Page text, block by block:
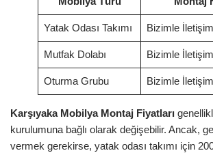
Yatak Odası Takımı Bizimle
Mutfak Dolabı Bizimle
Oturma Grubu Bizimle
Karşıyaka Mobilya Montaj Fiyatları
kurulumuna bağlı olarak değişebilir. Ancak,
vermek gerekirse, yatak odası takımı için